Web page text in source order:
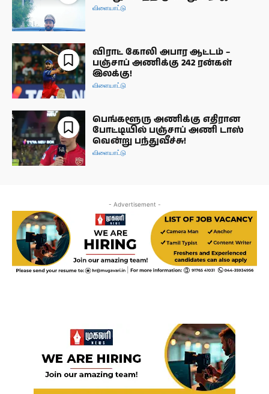
விளையாட்டு
விராட் கோலி அபார ஆட்டம் –
பஞ்சாப் அணிக்கு 242 ரன்கள்
இலக்கு!
விளையாட்டு
பெங்களூரு அணிக்கு எதிரான
போட்டியில் பஞ்சாப் அணி டாஸ்
வென்று பந்துவீச்சு!
விளையாட்டு
- Advertisement -